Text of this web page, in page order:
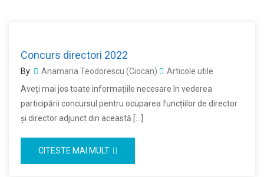
Concurs directori 2022
By: Anamaria Teodorescu (Ciocan)
Articole utile
Aveți mai jos toate informațiile necesare în vederea
participării concursul pentru ocuparea funcțiilor de director
și director adjunct din această […]
CITESTE MAI MULT